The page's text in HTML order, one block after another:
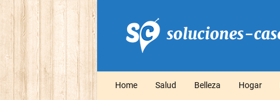
Home Salud Belleza Hogar